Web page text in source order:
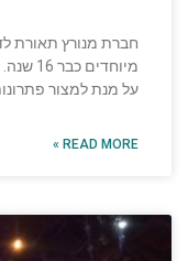
חברת מנורץ תאורת
על מנת למצור
READ MORE »